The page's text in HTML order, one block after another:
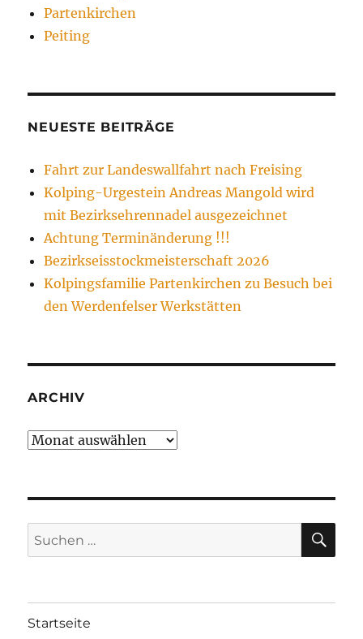
Partenkirchen
Peiting
NEUESTE BEITRÄGE
Fahrt zur Landeswallfahrt nach Freising
Kolping-Urgestein Andreas Mangold wird
mit Bezirksehrennadel ausgezeichnet
Achtung Terminänderung !!!
Bezirkseisstockmeisterschaft 2026
Kolpingsfamilie Partenkirchen zu Besuch bei
den Werdenfelser Werkstätten
ARCHIV
Archiv
Suchen
nach:
Startseite